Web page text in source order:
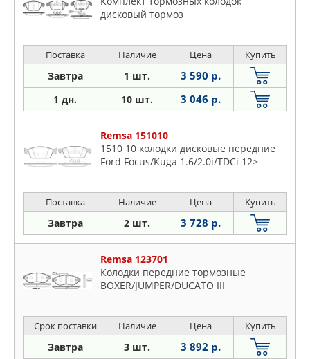
дисковый тормоз
Поставка Наличие Цена Купить
Завтра 1 шт. 3 590 р.
1 дн. 10 шт. 3 046 р.
Remsa 151010
1510 10 колодки дисковые передние
Ford Focus/Kuga 1.6/2.0i/TDCi 12>
Поставка Наличие Цена Купить
Завтра 2 шт. 3 728 р.
Remsa 123701
Колодки передние тормозные
BOXER/JUMPER/DUCATO III
Срок поставки Наличие Цена Купить
Завтра 3 шт. 3 892 р.